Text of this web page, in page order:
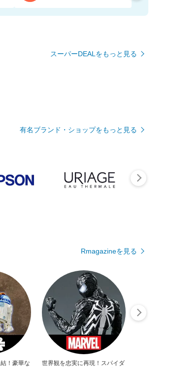
スーパーDEALをもっと見る
有名ブランド・ショップをもっと見る
Rmagazineを見る
！豪華な
世界観を忠実に再現！スパイダ